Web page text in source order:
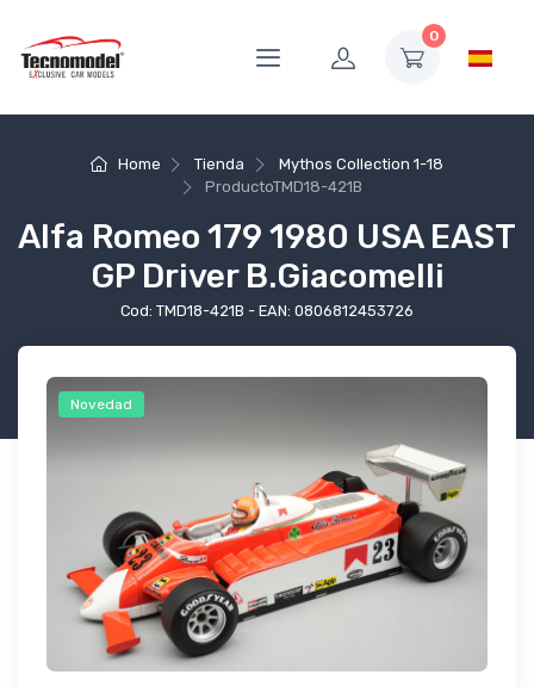
0
Home Tienda
Mythos Collection 1-18
ProductoTMD18-421B
Alfa Romeo 179 1980 USA EAST
GP Driver B.Giacomelli
Cod: TMD18-421B - EAN: 0806812453726
Novedad